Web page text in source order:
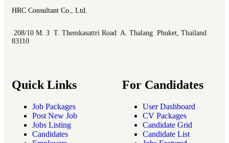
HRC Consultant Co., Ltd.
208/10 M. 3 T. Themkasattri Road A. Thalang Phuket, Thailand
83110
Quick Links
Job Packages
Post New Job
Jobs Listing
Candidates
For Candidates
User Dashboard
CV Packages
Candidate Grid
Candidate List